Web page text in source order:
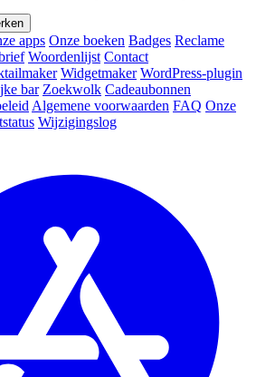
apps Onze boeken Badges Reclame
Woordenlijst Contact
Widgetmaker WordPress-plugin
bar Zoekwolk Cadeaubonnen
Algemene voorwaarden FAQ Onze
Wijzigingslog